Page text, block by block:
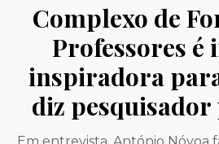
Complexo de
Professores é
inspiradora
diz
Em entrevista, António Nóvoa